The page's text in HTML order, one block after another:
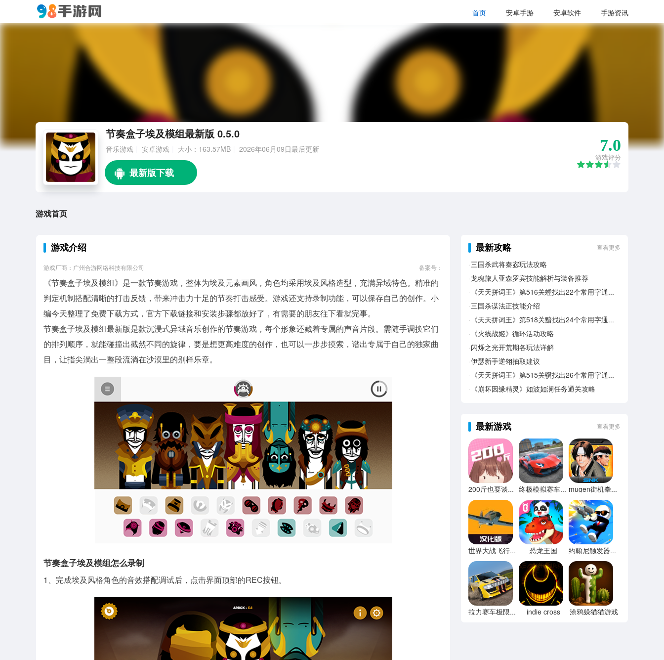
首页 安卓手游 安卓软件 手游资讯
节奏盒子埃及模组最新版 0.5.0
音乐游戏 安卓游戏 大小：163.57MB 2026年06月09日最后更新 7.0
游戏评分
游戏首页
游戏介绍
游戏厂商：广州合游网络科技有限公司 备案号：
《节奏盒子埃及模组》是一款节奏游戏，整体为埃及元素画风，角色均采用埃及风格造型，充满异域特色。精准的
判定机制搭配清晰的打击反馈，带来冲击力十足的节奏打击感受。游戏还支持录制功能，可以保存自己的创作。小
编今天整理了免费下载方式，官方下载链接和安装步骤都放好了，有需要的朋友往下看就完事。
节奏盒子埃及模组最新版是款沉浸式异域音乐创作的节奏游戏，每个形象还藏着专属的声音片段。需随手调换它们
的排列顺序，就能碰撞出截然不同的旋律，要是想更高难度的创作，也可以一步步摸索，谱出专属于自己的独家曲
目，让指尖淌出一整段流淌在沙漠里的别样乐章。
节奏盒子埃及模组怎么录制
1、完成埃及风格角色的音效搭配调试后，点击界面顶部的REC按钮。
最新攻略 查看更多
三国杀武将秦宓玩法攻略
龙魂旅人亚森罗宾技能解析与装备推荐
《天天拼词王》第516关螳找出22个常用字通关攻略
三国杀谋法正技能介绍
《天天拼词王》第518关黯找出24个常用字通关攻略
《火线战姬》循环活动攻略
闪烁之光开荒期各玩法详解
伊瑟新手逆翎抽取建议
《天天拼词王》第515关骥找出26个常用字通关攻略
《崩坏因缘精灵》如波如澜任务通关攻略
最新游戏 查看更多
200斤也要谈恋爱免广告 终极模拟赛车无限金币 mugen街机拳皇97
世界大战飞行模拟器内置菜单 恐龙王国 约翰尼触发器无限宝石
拉力赛车极限竞速内置菜单 indie cross 涂鸦躲猫猫游戏